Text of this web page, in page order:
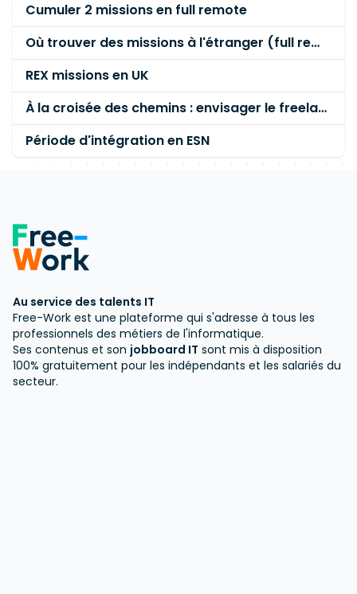
Cumuler 2 missions en full remote
Où trouver des missions à l'étranger (full remote)
REX missions en UK
À la croisée des chemins : envisager le freelance et lancer une SARL(s)?
Période d'intégration en ESN
Au service des talents IT
Free-Work est une plateforme qui s'adresse à tous les
professionnels des métiers de l'informatique.
Ses contenus et son jobboard IT sont mis à disposition
100% gratuitement pour les indépendants et les salariés du
secteur.